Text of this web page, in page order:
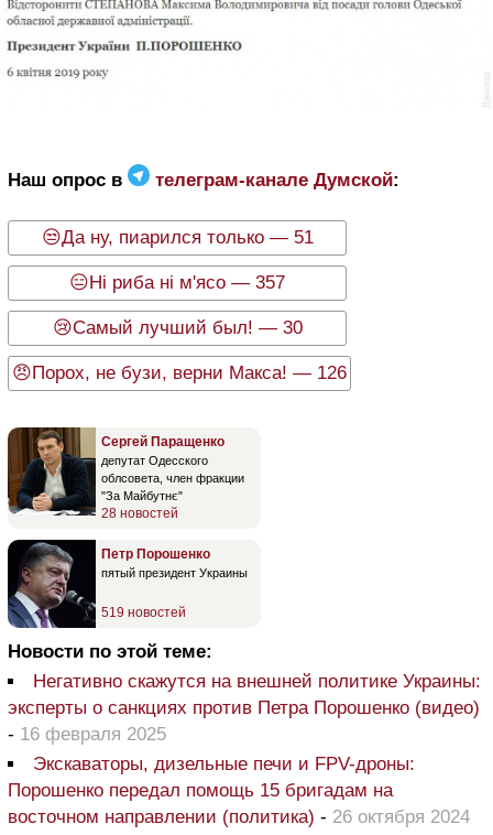
Наш опрос в телеграм-канале Думской:
😒Да ну, пиарился только — 51
😑Ні риба ні м'ясо — 357
😢Самый лучший был! — 30
😠Порох, не бузи, верни Макса! — 126
Сергей Паращенко
депутат Одесского
облсовета, член фракции
"За Майбутнє"
28 новостей
Петр Порошенко
пятый президент Украины
519 новостей
Новости по этой теме:
Негативно скажутся на внешней политике Украины:
эксперты о санкциях против Петра Порошенко (видео)
- 16 февраля 2025
Экскаваторы, дизельные печи и FPV-дроны:
Порошенко передал помощь 15 бригадам на
восточном направлении (политика) - 26 октября 2024